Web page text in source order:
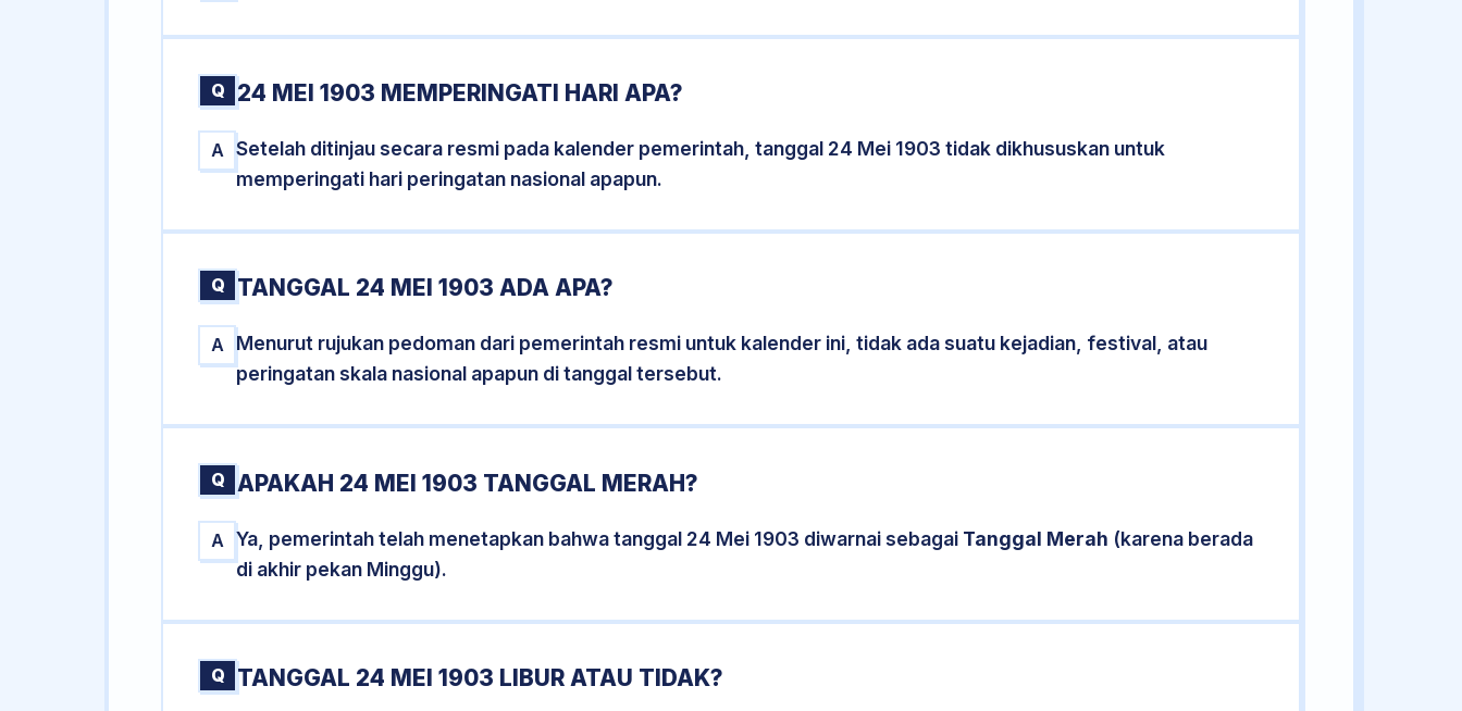
Q 24 MEI 1903 MEMPERINGATI HARI APA?
A
Setelah ditinjau secara resmi pada kalender pemerintah, tanggal 24 Mei 1903 tidak dikhususkan untuk
memperingati hari peringatan nasional apapun.
Q TANGGAL 24 MEI 1903 ADA APA?
A
Menurut rujukan pedoman dari pemerintah resmi untuk kalender ini, tidak ada suatu kejadian, festival, atau
peringatan skala nasional apapun di tanggal tersebut.
Q APAKAH 24 MEI 1903 TANGGAL MERAH?
A Ya, pemerintah telah menetapkan bahwa tanggal 24 Mei 1903 diwarnai sebagai Tanggal Merah (karena berada
di akhir pekan Minggu).
Q TANGGAL 24 MEI 1903 LIBUR ATAU TIDAK?